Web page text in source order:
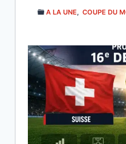
A LA UNE COUPE DU